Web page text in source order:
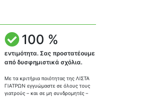
100 %
εντιμότητα. Σας προστατέουμε
από δυσφημιστικά σχόλια.
Με τα κριτήρια ποιότητας της ΛΙΣΤΑ
ΓΙΑΤΡΩΝ εγγυώμαστε σε όλους τους
γιατρούς – και σε μη συνδρομητές –